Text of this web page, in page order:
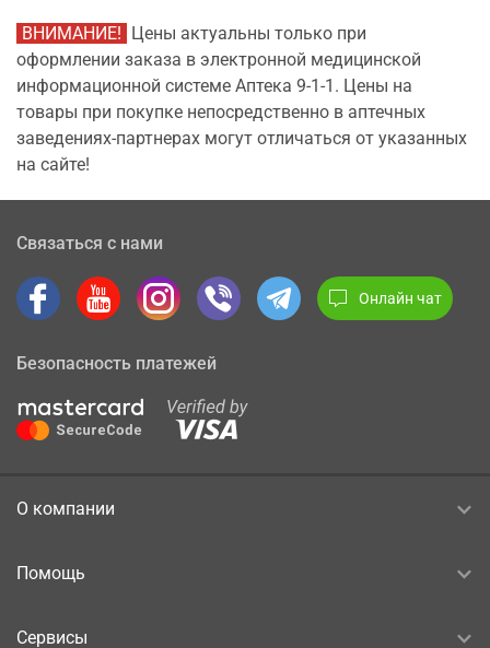
ВНИМАНИЕ! Цены актуальны только при
оформлении заказа в электронной медицинской
информационной системе Аптека 9-1-1. Цены на
товары при покупке непосредственно в аптечных
заведениях-партнерах могут отличаться от указанных
на сайте!
Связаться с нами
Онлайн чат
Безопасность платежей
О компании
Помощь
Сервисы